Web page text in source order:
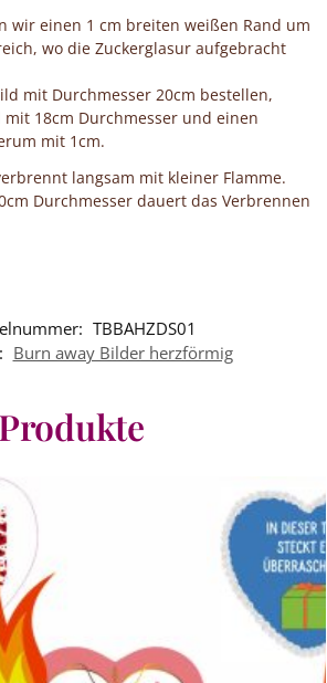
wir einen 1 cm breiten weißen Rand um
wo die Zuckerglasur aufgebracht
mit Durchmesser 20cm bestellen,
18cm Durchmesser und einen
mit 1cm.
langsam mit kleiner Flamme.
Durchmesser dauert das Verbrennen
TBBAHZDS01
Burn away Bilder herzförmig